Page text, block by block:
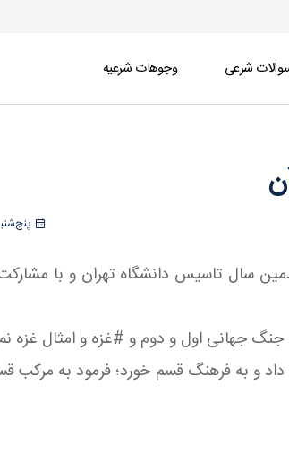
شرعی وجوهات شرعیه
پنج‌شنبه 03 خرداد
بین ‌المللی علم و قرآن امروز یکشنبه 30 اردیبهشت 1403 همزمان با نودمین سال
جنگ جهانی اول و دوم و #غزه و امثال غزه
و به فرهنگ قسم خورد؛ فرمود به مرکب